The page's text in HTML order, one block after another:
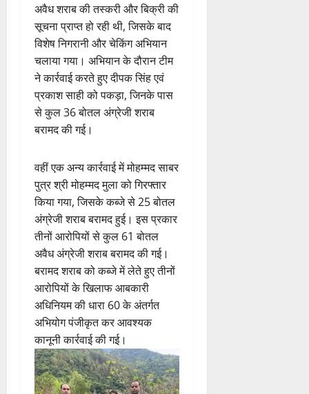
अवैध शराब की तस्करी और बिक्री की
सूचना प्राप्त हो रही थी, जिसके बाद
विशेष निगरानी और चेकिंग अभियान
चलाया गया। अभियान के दौरान टीम
ने कार्रवाई करते हुए दीपक सिंह एवं
प्रकाश साही को पकड़ा, जिनके पास
से कुल 36 बोतल अंग्रेजी शराब
बरामद की गई।
वहीं एक अन्य कार्रवाई में मोहम्मद साबर
पुत्र श्री मोहम्मद मुला को गिरफ्तार
किया गया, जिसके कब्जे से 25 बोतल
अंग्रेजी शराब बरामद हुई। इस प्रकार
तीनों आरोपियों से कुल 61 बोतल
अवैध अंग्रेजी शराब बरामद की गई।
बरामद शराब को कब्जे में लेते हुए तीनों
आरोपियों के खिलाफ आबकारी
अधिनियम की धारा 60 के अंतर्गत
अभियोग पंजीकृत कर आवश्यक
कानूनी कार्रवाई की गई।